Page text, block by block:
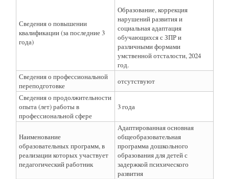
Сведения о повышении
квалификации (за последние 3
года)
Образование, коррекция
нарушений развития и
социальная адаптация
обучающихся с ЗПР и
различными формами
умственной отсталости, 2024
год.
Сведения о профессиональной
переподготовке
отсутствуют
Сведения о продолжительности
опыта (лет) работы в
профессиональной сфере
3 года
Наименование
образовательных программ, в
реализации которых участвует
педагогический работник
Адаптированная основная
общеобразовательная
программа дошкольного
образования для детей с
задержкой психического
развития